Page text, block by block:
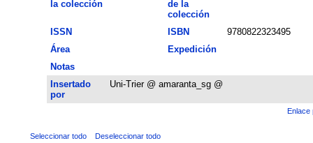
la colección
de la
colección
ISSN
ISBN
9780822323495
Área
Expedición
Notas
Insertado
por
Uni-Trier @ amaranta_sg @
Enlace
Seleccionar todo Deseleccionar todo